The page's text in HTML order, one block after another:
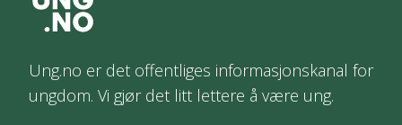
Ung.no er det offentliges informasjonskanal for
ungdom. Vi gjør det litt lettere å være ung.